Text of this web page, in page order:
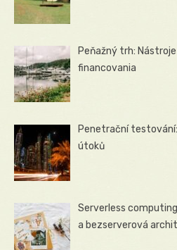
Peňažný trh:
financovania
Penetrační
útoků
Serverless
a bezserverová